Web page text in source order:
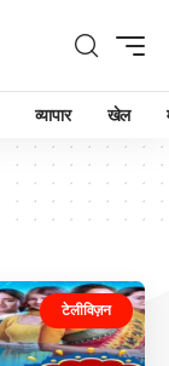
व्यापार खेल
टेलीविज़न